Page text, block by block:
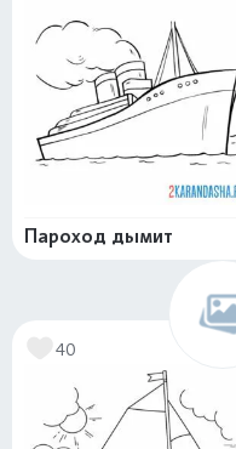
Пароход дымит
40